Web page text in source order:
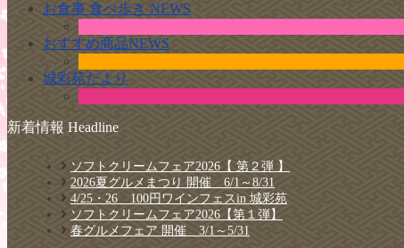
お食事 食べ歩き NEWS
おすすめ商品NEWS
城彩苑だより
新着情報 Headline
ソフトクリームフェア2026【 第２弾 】
2026夏グルメまつり 開催 6/1～8/31
4/25・26 100円ワインフェスin 城彩苑
ソフトクリームフェア2026【第１弾】
春グルメフェア 開催 3/1～5/31